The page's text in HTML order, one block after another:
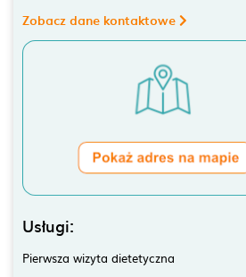
Zobacz dane kontaktowe
Usługi:
Pierwsza wizyta dietetyczna